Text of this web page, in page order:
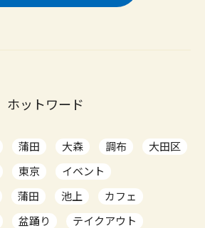
ホットワード
蒲田 大森 調布
大田区
東京
イベント
蒲田 池上
カフェ
盆踊り
テイクアウト